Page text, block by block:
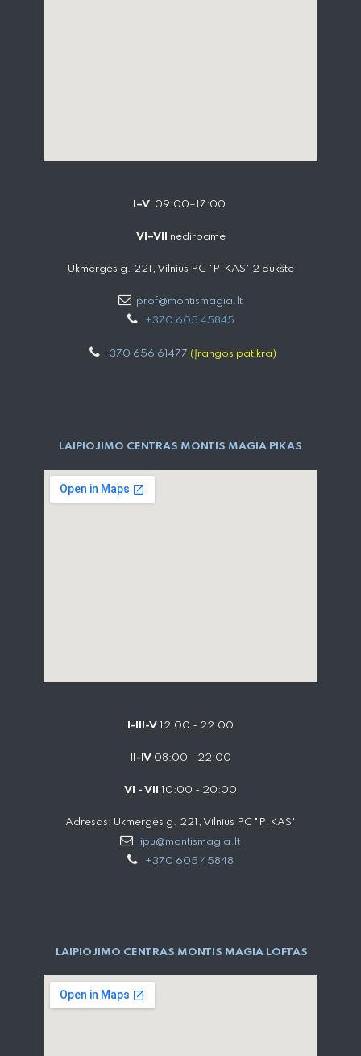
I–V 09:00–17:00
VI–VII nedirbame
Ukmergės g. 221, Vilnius PC "PIKAS" 2 aukšte
prof@montismagia.lt
+370 605 4584​5
+370 656 61477 (Įrangos patikra)
LAIPIOJIMO CENTRAS MONTIS MAGIA PIKAS
I-III-V 12:00 - 22:00
II-IV 08:00 - 22:00
VI - VII 10:00 - 20:00
Adresas: Ukmergės g. 221, Vilnius PC "PIKAS"
lipu@montismagia.lt
+370 605 45848
LAIPIOJIMO CENTRAS MONTIS MAGIA LOFTAS